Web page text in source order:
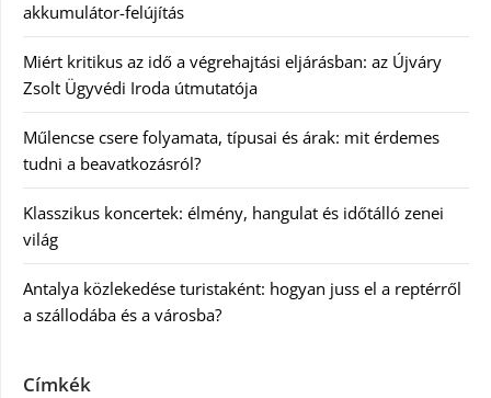
akkumulátor-felújítás
Miért kritikus az idő a végrehajtási eljárásban: az Újváry
Zsolt Ügyvédi Iroda útmutatója
Műlencse csere folyamata, típusai és árak: mit érdemes
tudni a beavatkozásról?
Klasszikus koncertek: élmény, hangulat és időtálló zenei
világ
Antalya közlekedése turistaként: hogyan juss el a reptérről
a szállodába és a városba?
Címkék